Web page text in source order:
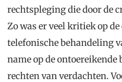
rechtspleging die door de
Zo was er veel kritiek op
telefonische behandeling
name op de ontoereikende
rechten van verdachten.